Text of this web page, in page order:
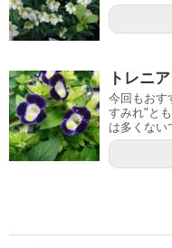
トレニ
今回もおす
すみれ"と
は多くない